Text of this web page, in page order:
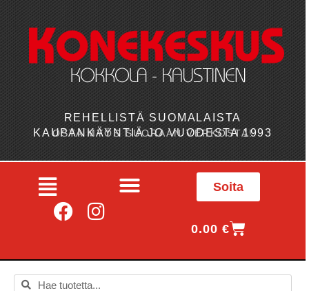
REHELLISTÄ SUOMALAISTA
KAUPANKÄYNTIÄ JO VUODESTA 1993
OSTA MYÖS SUORAAN VERKOSTA!
Soita
0.00€